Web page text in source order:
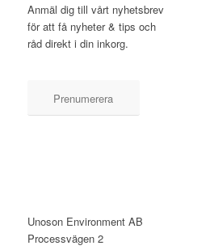
Anmäl dig till vårt nyhetsbrev
för att få nyheter & tips och
råd direkt i din inkorg.
Prenumerera
Unoson Environment AB
Processvägen 2